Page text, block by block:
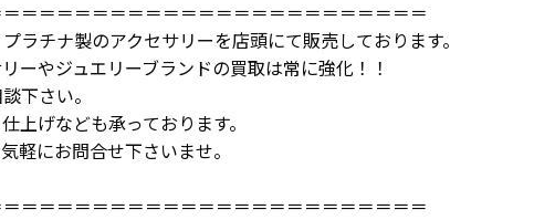
＝＝＝＝＝＝＝＝＝＝＝＝＝＝＝＝＝＝＝＝＝＝＝
ラチナ製のアクセサリーを店頭にて販売しております。
ーやジュエリーブランドの買取は常に強化！！
下さい。
上げなども承っております。
軽にお問合せ下さいませ。
＝＝＝＝＝＝＝＝＝＝＝＝＝＝＝＝＝＝＝＝＝＝＝